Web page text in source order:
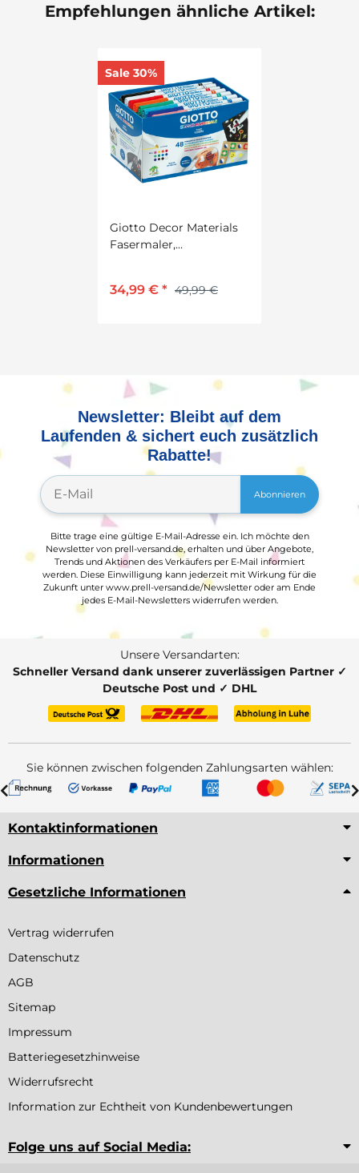
Empfehlungen ähnliche Artikel:
Sale 30%
Giotto Decor Materials
Fasermaler,
34,99 € * 49,99 €
Newsletter: Bleibt auf dem
Laufenden & sichert euch zusätzlich
Rabatte!
Abonnieren
Bitte trage eine gültige E-Mail-Adresse ein. Ich möchte den
Newsletter von prell-versand.de, erhalten und über Angebote,
Trends und Aktionen des Verkäufers per E-Mail informiert
werden. Diese Einwilligung kann jederzeit mit Wirkung für die
Zukunft unter www.prell-versand.de/Newsletter oder am Ende
jedes E-Mail-Newsletters widerrufen werden.
Unsere Versandarten:
Schneller Versand dank unserer zuverlässigen Partner ✓
Deutsche Post und ✓ DHL
Sie können zwischen folgenden Zahlungsarten wählen:
Kontaktinformationen
Informationen
Gesetzliche Informationen
Vertrag widerrufen
Datenschutz
AGB
Sitemap
Impressum
Batteriegesetzhinweise
Widerrufsrecht
Information zur Echtheit von Kundenbewertungen
Folge uns auf Social Media: